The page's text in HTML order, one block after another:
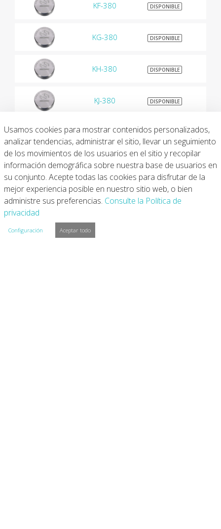
KF-380 DISPONIBLE
KG-380 DISPONIBLE
KH-380 DISPONIBLE
KJ-380 DISPONIBLE
SS-383 DISPONIBLE
KA-383 DISPONIBLE
SS-384 DISPONIBLE
Usamos cookies para mostrar contenidos personalizados,
analizar tendencias, administrar el sitio, llevar un seguimiento
de los movimientos de los usuarios en el sitio y recopilar
información demográfica sobre nuestra base de usuarios en
su conjunto. Acepte todas las cookies para disfrutar de la
mejor experiencia posible en nuestro sitio web, o bien
administre sus preferencias. Consulte la Política de
privacidad
Configuración Aceptar todo